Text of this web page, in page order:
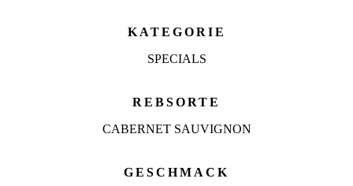
KATEGORIE
SPECIALS
REBSORTE
CABERNET SAUVIGNON
GESCHMACK